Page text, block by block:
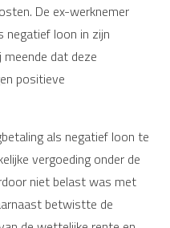
De ex-werknemer
negatief loon in zijn
dat deze
positieve
als negatief loon te
vergoeding onder de
niet belast was met
betwistte de